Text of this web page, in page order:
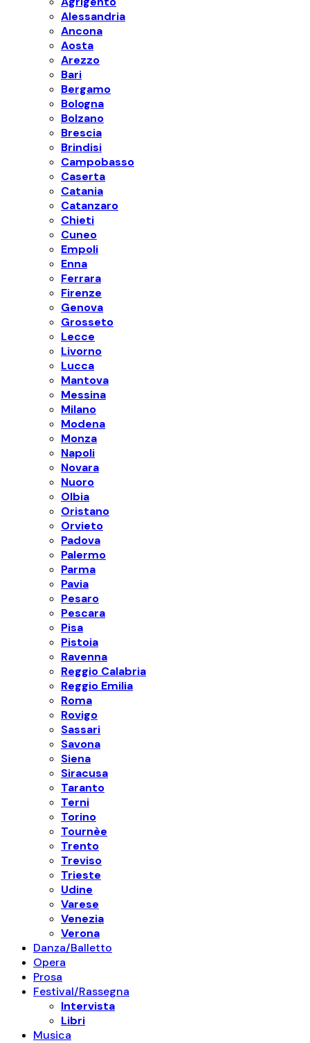
Alessandria
Ancona
Aosta
Arezzo
Bari
Bergamo
Bologna
Bolzano
Brescia
Brindisi
Campobasso
Caserta
Catania
Catanzaro
Chieti
Cuneo
Empoli
Enna
Ferrara
Firenze
Genova
Grosseto
Lecce
Livorno
Lucca
Mantova
Messina
Milano
Modena
Monza
Napoli
Novara
Nuoro
Olbia
Oristano
Orvieto
Padova
Palermo
Parma
Pavia
Pesaro
Pescara
Pisa
Pistoia
Ravenna
Reggio Calabria
Reggio Emilia
Roma
Rovigo
Sassari
Savona
Siena
Siracusa
Taranto
Terni
Torino
Tournèe
Trento
Treviso
Trieste
Udine
Varese
Venezia
Verona
Danza/Balletto
Opera
Prosa
Festival/Rassegna
Intervista
Libri
Musica